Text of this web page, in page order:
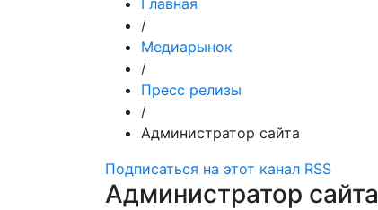
Главная
/
Медиарынок
/
Пресс релизы
/
Администратор сайта
Подписаться на этот канал RSS
Администратор сайта